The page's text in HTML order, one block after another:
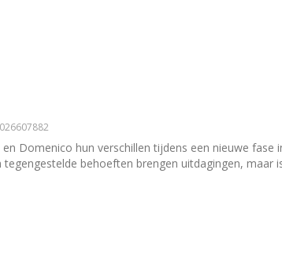
Domenico hun verschillen tijdens een nieuwe fase
behoeften brengen uitdagingen, maar